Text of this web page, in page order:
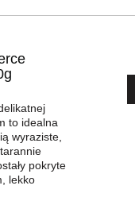
to idealna
wyraziste,
pokryte
lekko